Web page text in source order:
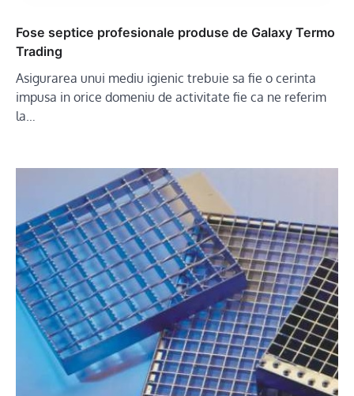
Fose septice profesionale produse de Galaxy Termo
Trading
Asigurarea unui mediu igienic trebuie sa fie o cerinta
impusa in orice domeniu de activitate fie ca ne referim
la…